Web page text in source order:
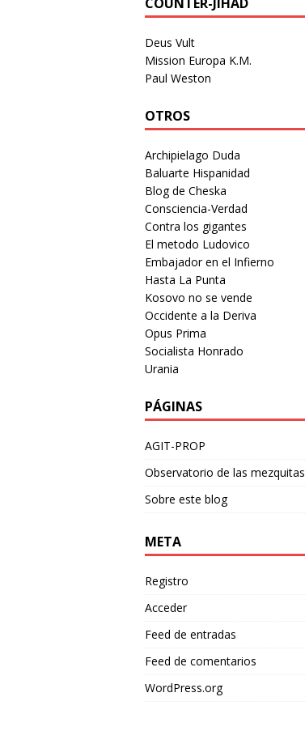
Deus Vult
Mission Europa K.M.
Paul Weston
OTROS
Archipielago Duda
Baluarte Hispanidad
Blog de Cheska
Consciencia-Verdad
Contra los gigantes
El metodo Ludovico
Embajador en el Infierno
Hasta La Punta
Kosovo no se vende
Occidente a la Deriva
Opus Prima
Socialista Honrado
Urania
PÁGINAS
AGIT-PROP
Observatorio de las mezquitas
Sobre este blog
META
Registro
Acceder
Feed de entradas
Feed de comentarios
WordPress.org